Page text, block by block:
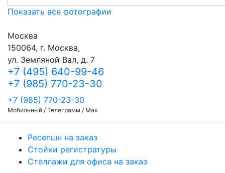
Показать все фотографии
Москва
150064, г. Москва,
ул. Земляной Вал, д. 7
+7 (495) 640-99-46
+7 (985) 770-23-30
+7 (985) 770-23-30
Мобильный / Телеграмм / Max
Ресепшн на заказ
Стойки регистратуры
Стеллажи для офиса на заказ